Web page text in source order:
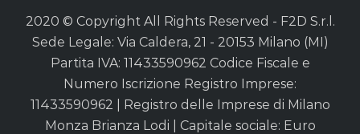
2020 © Copyright All Rights Reserved - F2D S.r.l.
Sede Legale: Via Caldera, 21 - 20153 Milano (MI)
Partita IVA: 11433590962 Codice Fiscale e
Numero Iscrizione Registro Imprese:
11433590962 | Registro delle Imprese di Milano
Monza Brianza Lodi | Capitale sociale: Euro